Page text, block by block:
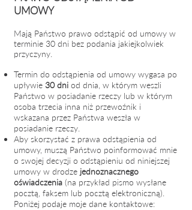
UMOWY
Mają Państwo prawo odstąpić od umowy w
terminie 30 dni bez podania jakiejkolwiek
przyczyny.
Termin do odstąpienia od umowy wygasa po
upływie 30 dni od dnia, w którym weszli
Państwo w posiadanie rzeczy lub w którym
osoba trzecia inna niż przewoźnik i
wskazana przez Państwa weszła w
posiadanie rzeczy.
Aby skorzystać z prawa odstąpienia od
umowy, muszą Państwo poinformować mnie
o swojej decyzji o odstąpieniu od niniejszej
umowy w drodze jednoznacznego
oświadczenia (na przykład pismo wysłane
pocztą, faksem lub pocztą elektroniczną).
Poniżej podaje moje dane kontaktowe: